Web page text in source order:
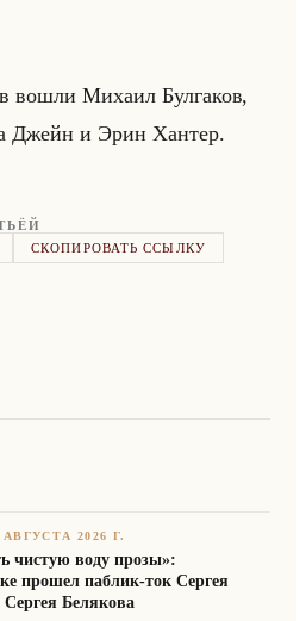
вошли Ми­ха­ил Бул­га­ков,
Джейн и Эрин Хан­тер.
СКОПИРОВАТЬ ССЫЛКУ
АВГУСТА 2026 Г.
чистую воду прозы»:
прошел паблик-ток Сергея
Белякова